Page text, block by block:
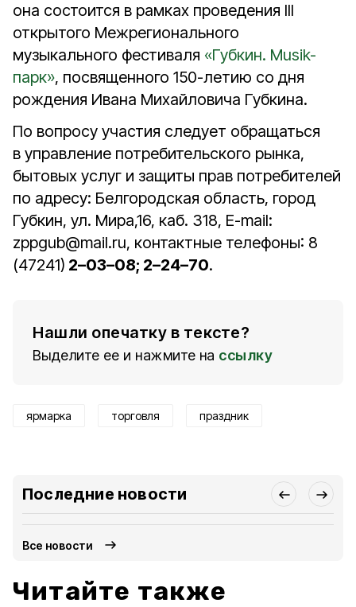
она состоится в рамках проведения III
открытого Межрегионального
музыкального фестиваля «Губкин. Musik-
парк», посвященного 150-летию со дня
рождения Ивана Михайловича Губкина.
По вопросу участия следует обращаться
в управление потребительского рынка,
бытовых услуг и защиты прав потребителей
по адресу: Белгородская область, город
Губкин, ул. Мира,16, каб. 318, E-mail:
zppgub@mail.ru, контактные телефоны: 8
(47241) 2–03–08; 2–24–70.
Нашли опечатку в тексте?
Выделите ее и нажмите на ссылку
ярмарка торговля праздник
Последние новости
Все новости
Читайте также